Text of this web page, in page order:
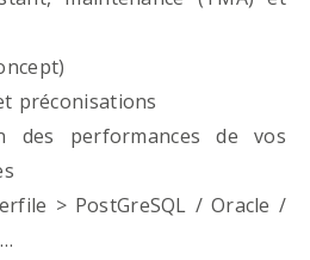
préconisations
performances de vos
> PostGreSQL / Oracle /